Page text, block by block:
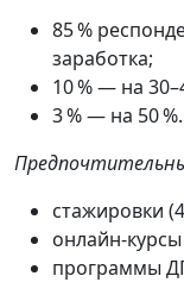
85 %
заработка;
10 % — на
3 % — на 50 %.
стажировки
онлайн‑курсы
программы